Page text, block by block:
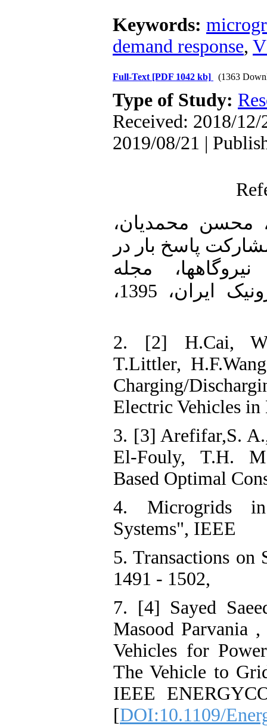
Keywords:
demand response,
Full-Text [PDF 1042 kb] (1363
Type of Study:
Received: 2018/12/
2019/08/21 |
محسن محمدیان،
پاسخ بار در
مجله
مهندسی برق و الکترونیک ایران، 1395،
2. [2] H.Cai,
T.Littler,
Charging/
Electric Vehicles
3. [3] Arefifar,S.
El-Fouly, T.H.
Based Optimal
4. Microgrids
Systems", IEEE
5. Transactions on
1491 - 1502,
7. [4] Sayed
Masood Parvania
Vehicles for
The Vehicle to
IEEE
[DOI:10.1109/